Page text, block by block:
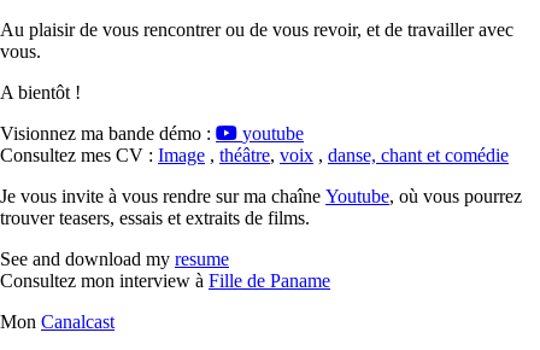
Au plaisir de vous rencontrer ou de vous revoir, et de travailler avec
vous.
A bientôt !
Visionnez ma bande démo :
youtube
Consultez mes CV : Image , théâtre, voix , danse, chant et comédie
Je vous invite à vous rendre sur ma chaîne Youtube, où vous pourrez
trouver teasers, essais et extraits de films.
See and download my resume
Consultez mon interview à Fille de Paname
Mon Canalcast